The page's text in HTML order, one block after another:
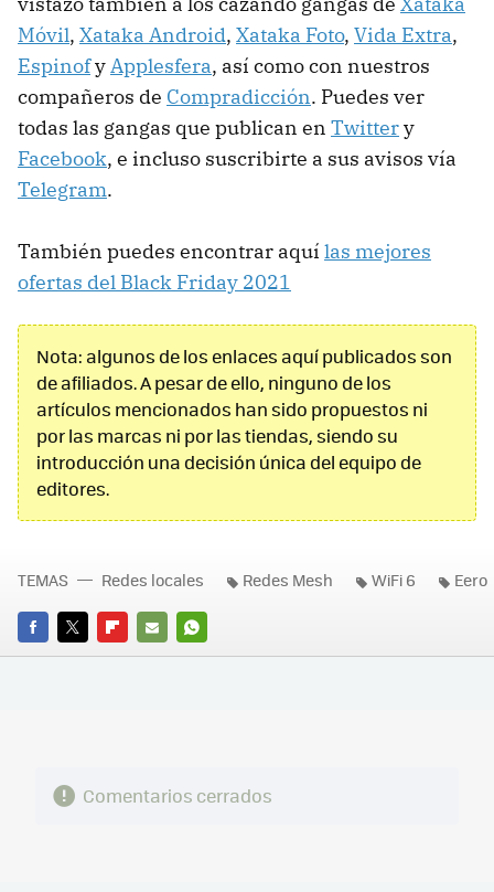
Móvil, Xataka Android, Xataka Foto, Vida Extra,
EspinofyApplesfera, así como con nuestros
compañeros de Compradicción. Puedes ver
todas las gangas que publican en Twittery
Facebook, e incluso suscribirte a sus avisos vía
Telegram.
También puedes encontrar aquí las mejores
ofertas del Black Friday 2021
Nota: algunos de los enlaces aquí publicados son
de afiliados. A pesar de ello, ninguno de los
artículos mencionados han sido propuestos ni
por las marcas ni por las tiendas, siendo su
introducción una decisión única del equipo de
editores.
FACEBOOK
TWITTERFLIPBOARD
E-
WHATSAPP
TEMAS Redes locales Redes Mesh WiFi 6 Eero
Comentarios cerrados